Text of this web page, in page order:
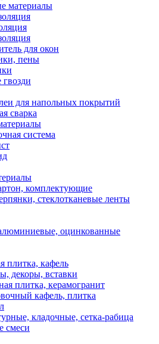
материалы
для окон
пены
для напольных покрытий
сварка
система
комплектующие
стеклотканевые ленты
оцинкованные
плитка, кафель
декоры, вставки
плитка, керамогранит
кафель, плитка
кладочные, сетка-рабица
смеси